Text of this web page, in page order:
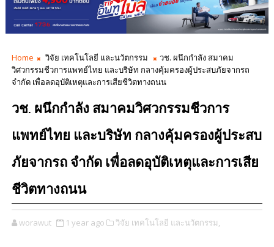
Home วิจัย เทคโนโลยี และนวัตกรรม
วช. ผนึกกำลัง สมาคม
วิศวกรรมชีวการแพทย์ไทย และบริษัท กลางคุ้มครองผู้ประสบภัยจากรถ
จำกัด เพื่อลดอุบัติเหตุและการเสียชีวิตทางถนน
วช. ผนึกกำลัง สมาคมวิศวกรรมชีวการ
แพทย์ไทย และบริษัท กลางคุ้มครองผู้ประสบ
ภัยจากรถ จำกัด เพื่อลดอุบัติเหตุและการเสีย
ชีวิตทางถนน
worawut 1 year ago วิจัย เทคโนโลยี และนวัตกรรม,